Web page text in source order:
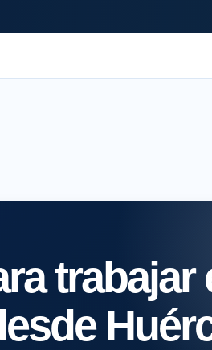
trabajar